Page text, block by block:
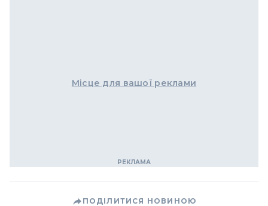
Місце для вашої реклами
ПОДІЛИТИСЯ НОВИНОЮ